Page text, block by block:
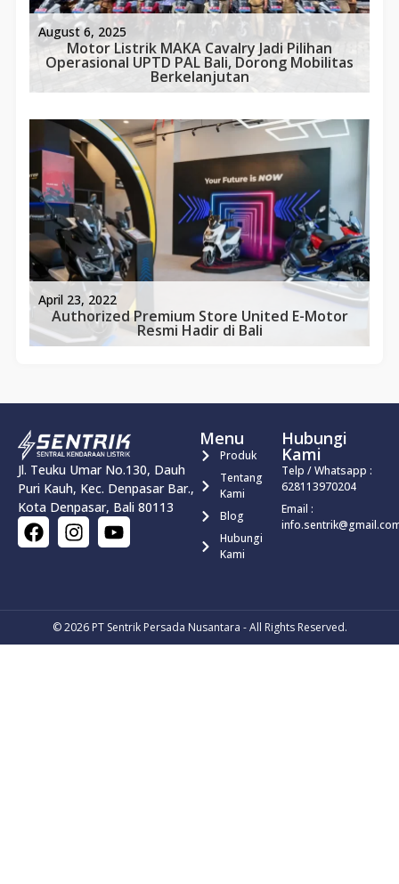
August 6, 2025
Motor Listrik MAKA Cavalry Jadi Pilihan
Operasional UPTD PAL Bali, Dorong Mobilitas
Berkelanjutan
April 23, 2022
Authorized Premium Store United E-Motor
Resmi Hadir di Bali
Jl. Teuku Umar No.130, Dauh
Puri Kauh, Kec. Denpasar Bar.,
Kota Denpasar, Bali 80113
Menu
Produk
Tentang
Kami
Blog
Hubungi
Kami
Hubungi
Kami
Telp / Whatsapp :
628113970204
Email :
© 2026 PT Sentrik Persada Nusantara - All Rights Reserved.